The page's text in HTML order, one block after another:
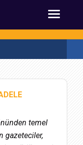
temel
gazeteciler,